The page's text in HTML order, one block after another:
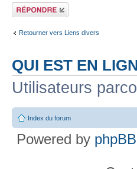
Répondre
Retourner vers Liens divers
QUI EST EN
Utilisateurs
Index du forum
Powered by phpBB